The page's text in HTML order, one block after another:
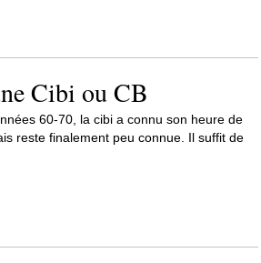
Cibi ou CB
60-70, la cibi a connu son heure de
reste finalement peu connue. Il suffit de